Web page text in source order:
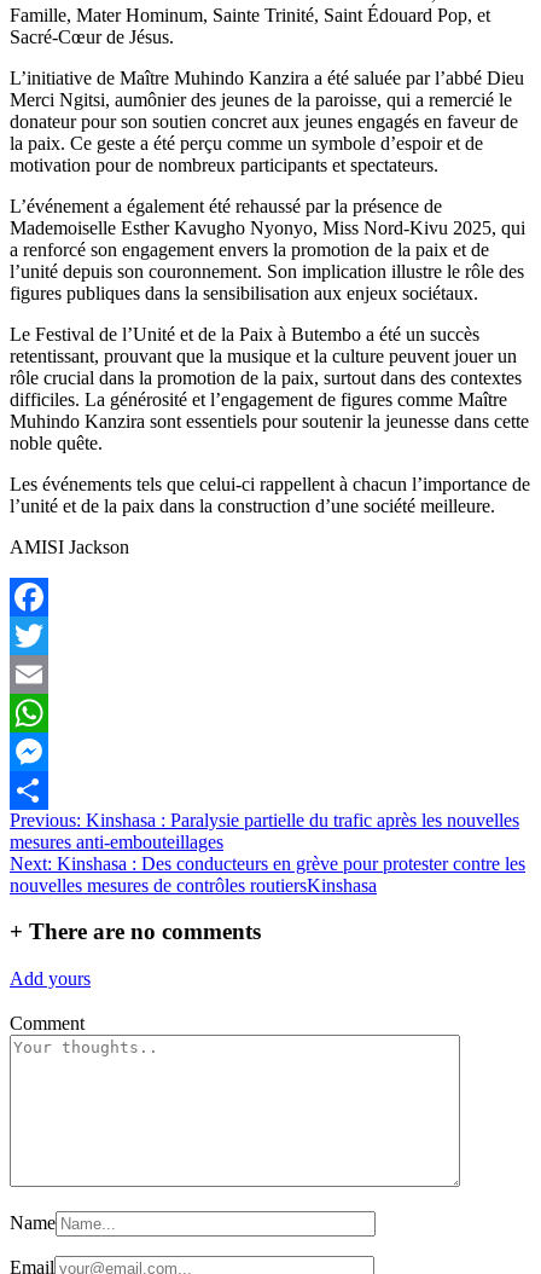
Famille, Mater Hominum, Sainte Trinité, Saint Édouard Pop, et
Sacré-Cœur de Jésus.
L’initiative de Maître Muhindo Kanzira a été saluée par l’abbé Dieu
Merci Ngitsi, aumônier des jeunes de la paroisse, qui a remercié le
donateur pour son soutien concret aux jeunes engagés en faveur de
la paix. Ce geste a été perçu comme un symbole d’espoir et de
motivation pour de nombreux participants et spectateurs.
L’événement a également été rehaussé par la présence de
Mademoiselle Esther Kavugho Nyonyo, Miss Nord-Kivu 2025, qui
a renforcé son engagement envers la promotion de la paix et de
l’unité depuis son couronnement. Son implication illustre le rôle des
figures publiques dans la sensibilisation aux enjeux sociétaux.
Le Festival de l’Unité et de la Paix à Butembo a été un succès
retentissant, prouvant que la musique et la culture peuvent jouer un
rôle crucial dans la promotion de la paix, surtout dans des contextes
difficiles. La générosité et l’engagement de figures comme Maître
Muhindo Kanzira sont essentiels pour soutenir la jeunesse dans cette
noble quête.
Les événements tels que celui-ci rappellent à chacun l’importance de
l’unité et de la paix dans la construction d’une société meilleure.
AMISI Jackson
Facebook
Twitter
Email
WhatsApp
Messenger
Partager
Navigation
de
l’article
Previous: Kinshasa : Paralysie partielle du trafic après les nouvelles
mesures anti-embouteillages
Next: Kinshasa : Des conducteurs en grève pour protester contre les
nouvelles mesures de contrôles routiersKinshasa
+ There are no comments
Add yours
Comment
Name
Email